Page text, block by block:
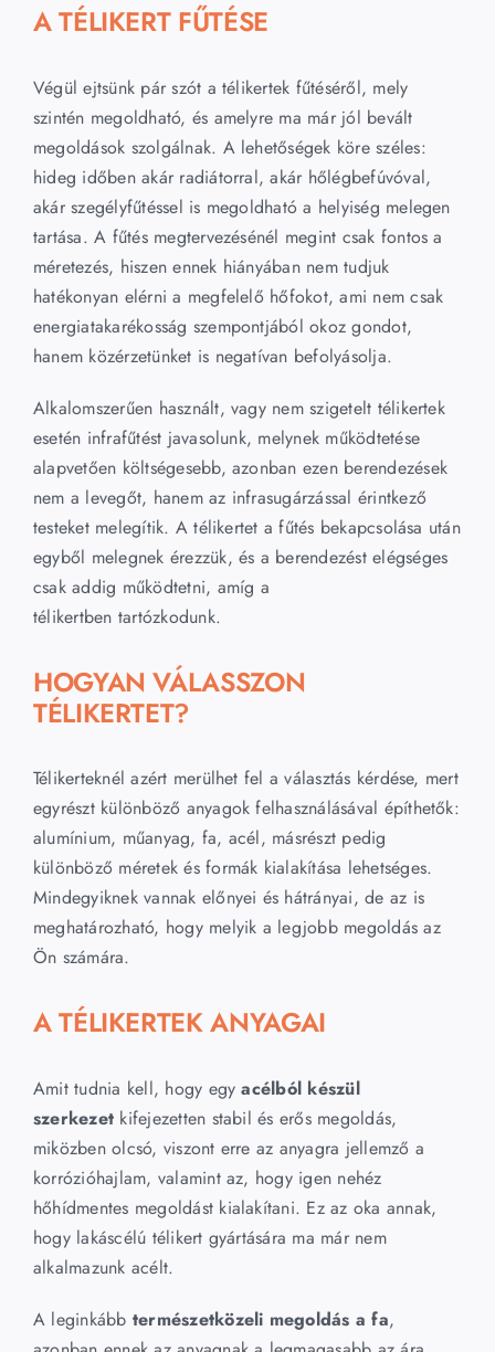
A TÉLIKERT FŰTÉSE
Végül ejtsünk pár szót a télikertek fűtéséről, mely
szintén megoldható, és amelyre ma már jól bevált
megoldások szolgálnak. A lehetőségek köre széles:
hideg időben akár radiátorral, akár hőlégbefúvóval,
akár szegélyfűtéssel is megoldható a helyiség melegen
tartása. A fűtés megtervezésénél megint csak fontos a
méretezés, hiszen ennek hiányában nem tudjuk
hatékonyan elérni a megfelelő hőfokot, ami nem csak
energiatakarékosság szempontjából okoz gondot,
hanem közérzetünket is negatívan befolyásolja.
Alkalomszerűen használt, vagy nem szigetelt télikertek
esetén infrafűtést javasolunk, melynek működtetése
alapvetően költségesebb, azonban ezen berendezések
nem a levegőt, hanem az infrasugárzással érintkező
testeket melegítik. A télikertet a fűtés bekapcsolása után
egyből melegnek érezzük, és a berendezést elégséges
csak addig működtetni, amíg a
télikertben tartózkodunk.
HOGYAN VÁLASSZON
TÉLIKERTET?
Télikerteknél azért merülhet fel a választás kérdése, mert
egyrészt különböző anyagok felhasználásával építhetők:
alumínium, műanyag, fa, acél, másrészt pedig
különböző méretek és formák kialakítása lehetséges.
Mindegyiknek vannak előnyei és hátrányai, de az is
meghatározható, hogy melyik a legjobb megoldás az
Ön számára.
A TÉLIKERTEK ANYAGAI
Amit tudnia kell, hogy egyacélból készül
szerkezet kifejezetten stabil és erős megoldás,
miközben olcsó, viszont erre az anyagra jellemző a
korrózióhajlam, valamint az, hogy igen nehéz
hőhídmentes megoldást kialakítani. Ez az oka annak,
hogy lakáscélú télikert gyártására ma már nem
alkalmazunk acélt.
A leginkább természetközeli megoldás a fa,